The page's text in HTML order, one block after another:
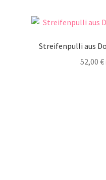
Streifenpulli aus
52,00 €